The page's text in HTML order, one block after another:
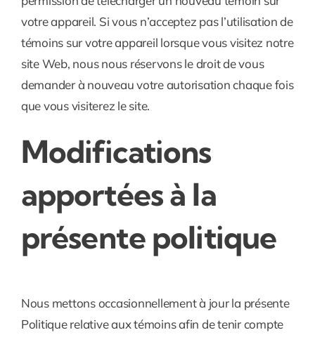
votre appareil. Si vous n’acceptez pas l’utilisation de
témoins sur votre appareil lorsque vous visitez notre
site Web, nous nous réservons le droit de vous
demander à nouveau votre autorisation chaque fois
que vous visiterez le site.
Modifications
apportées à la
présente politique
Nous mettons occasionnellement à jour la présente
Politique relative aux témoins afin de tenir compte